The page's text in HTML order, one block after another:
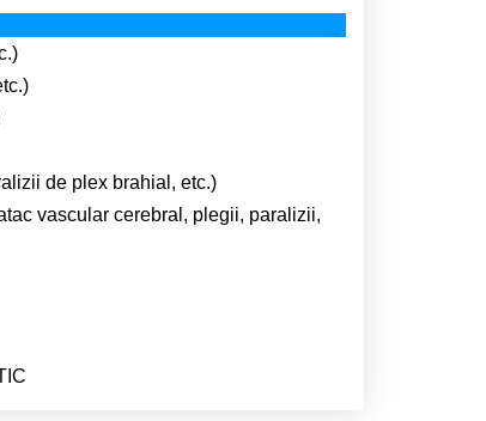
de plex brahial, etc.)
vascular cerebral, plegii, paralizii,